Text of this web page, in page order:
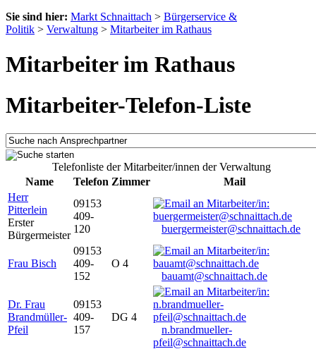
Sie sind hier: Markt Schnaittach > Bürgerservice &
Politik > Verwaltung > Mitarbeiter im Rathaus
Mitarbeiter im Rathaus
Mitarbeiter-Telefon-Liste
Telefonliste der Mitarbeiter/innen der Verwaltung
Name
Telefon Zimmer
Mail
Herr
Pitterlein
Erster
Bürgermeister
09153
409-
120
buergermeister@schnaittach.de
Frau Bisch
09153
409-
152
O 4
bauamt@schnaittach.de
Dr. Frau
Brandmüller-
Pfeil
09153
409-
157
DG 4
n.brandmueller-
pfeil@schnaittach.de